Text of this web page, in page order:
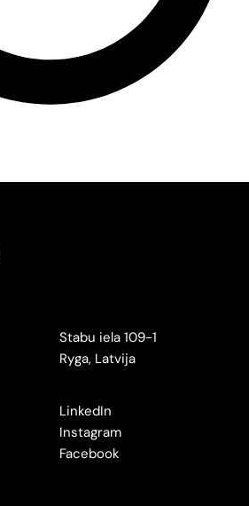
Stabu iela 109-1
Ryga, Latvija
LinkedIn
Instagram
Facebook